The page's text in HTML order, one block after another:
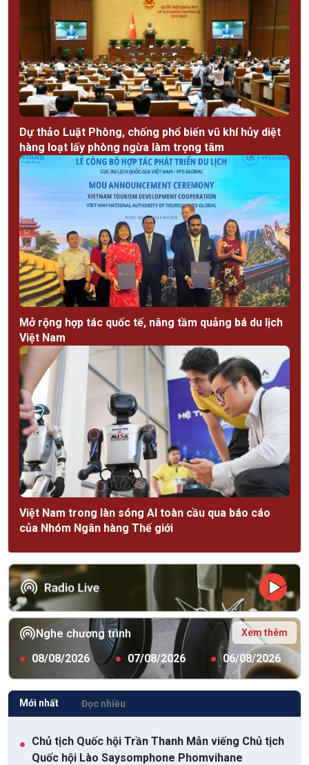
Dự thảo Luật Phòng, chống phổ biến vũ khí hủy diệt
hàng loạt lấy phòng ngừa làm trọng tâm
Mở rộng hợp tác quốc tế, nâng tầm quảng bá du lịch
Việt Nam
Việt Nam trong làn sóng AI toàn cầu qua báo cáo
của Nhóm Ngân hàng Thế giới
Nghe chương trình Xem thêm
● 08/08/2026 ● 07/08/2026 ● 06/08/2026
Mới nhất Đọc nhiều
● Chủ tịch Quốc hội Trần Thanh Mẫn viếng Chủ tịch
Quốc hội Lào Saysomphone Phomvihane